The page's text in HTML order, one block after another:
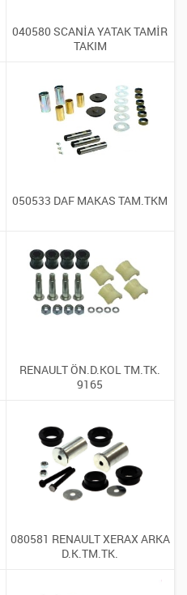
040580 SCANİA YATAK TAMİR
TAKIM
050533 DAF MAKAS TAM.TKM
RENAULT ÖN.D.KOL TM.TK.
9165
080581 RENAULT XERAX ARKA
D.K.TM.TK.